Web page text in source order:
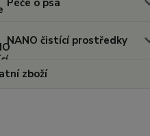
Péče o psa
NANO čistící prostředky
zboží